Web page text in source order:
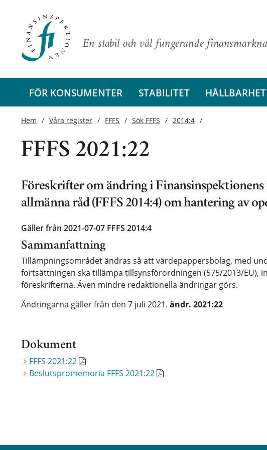
En stabil och väl fungerande
FÖR KONSUMENTER STABILITET HÅLLBARHET
Hem Våra register FFFS Sök FFFS 2014:4
FFFS 2021:22
Föreskrifter om ändring i
allmänna råd (FFFS 2014:4) om hantering av
Gäller från 2021-07-07 FFFS 2014:4
Sammanfattning
Tillämpningsområdet ändras så att värdepappersbolag, med
fortsättningen ska tillämpa tillsynsförordningen (575/2013/EU),
föreskrifterna. Även mindre redaktionella ändringar görs.
Ändringarna gäller från den 7 juli 2021.ändr. 2021:22
Dokument
FFFS 2021:22
Beslutspromemoria FFFS 2021:22